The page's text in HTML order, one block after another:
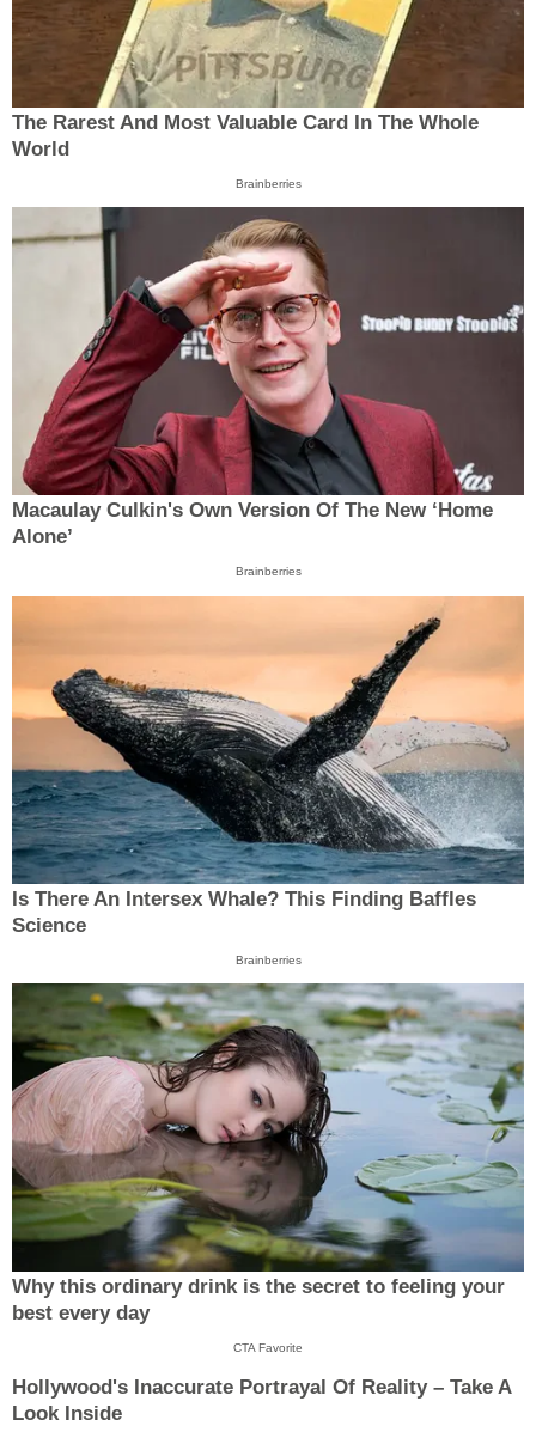
The Rarest And Most Valuable Card In The Whole
World
Brainberries
Macaulay Culkin's Own Version Of The New ‘Home
Alone’
Brainberries
Is There An Intersex Whale? This Finding Baffles
Science
Brainberries
Why this ordinary drink is the secret to feeling your
best every day
CTA Favorite
Hollywood's Inaccurate Portrayal Of Reality – Take A
Look Inside